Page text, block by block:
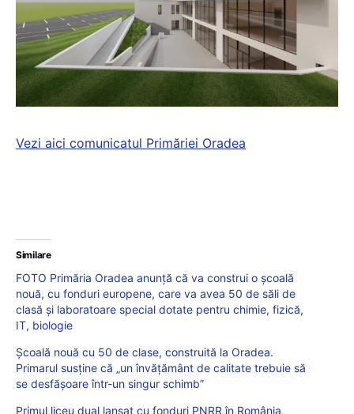
Vezi aici comunicatul Primăriei Oradea
Similare
FOTO Primăria Oradea anunță că va construi o şcoală
nouă, cu fonduri europene, care va avea 50 de săli de
clasă și laboratoare special dotate pentru chimie, fizică,
IT, biologie
Școală nouă cu 50 de clase, construită la Oradea.
Primarul susține că „un învățământ de calitate trebuie să
se desfășoare într-un singur schimb”
Primul liceu dual lansat cu fonduri PNRR în România,